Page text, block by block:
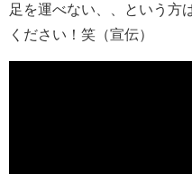
足を運べない、、という
ください！笑（宣伝）